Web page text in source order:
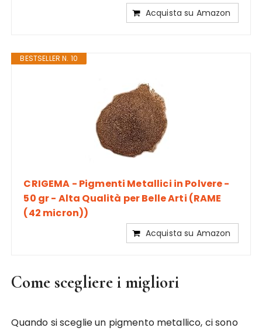
Acquista su Amazon
BESTSELLER N. 10
CRIGEMA - Pigmenti Metallici in Polvere -
50 gr - Alta Qualità per Belle Arti (RAME
(42 micron))
Acquista su Amazon
Come scegliere i migliori
Quando si sceglie un pigmento metallico, ci sono